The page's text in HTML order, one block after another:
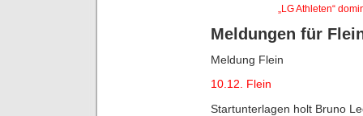
„LG Athleten“
Meldungen für
Meldung Flein
10.12. Flein
Startunterlagen holt Bruno